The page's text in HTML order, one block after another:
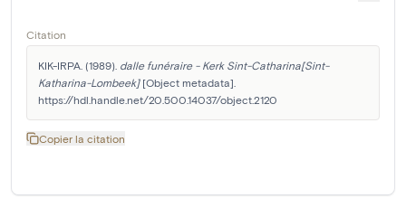
Citation
KIK-IRPA. (1989). dalle funéraire - Kerk Sint-Catharina[Sint-
Katharina-Lombeek] [Object metadata].
https://hdl.handle.net/20.500.14037/object.2120
Copier la citation